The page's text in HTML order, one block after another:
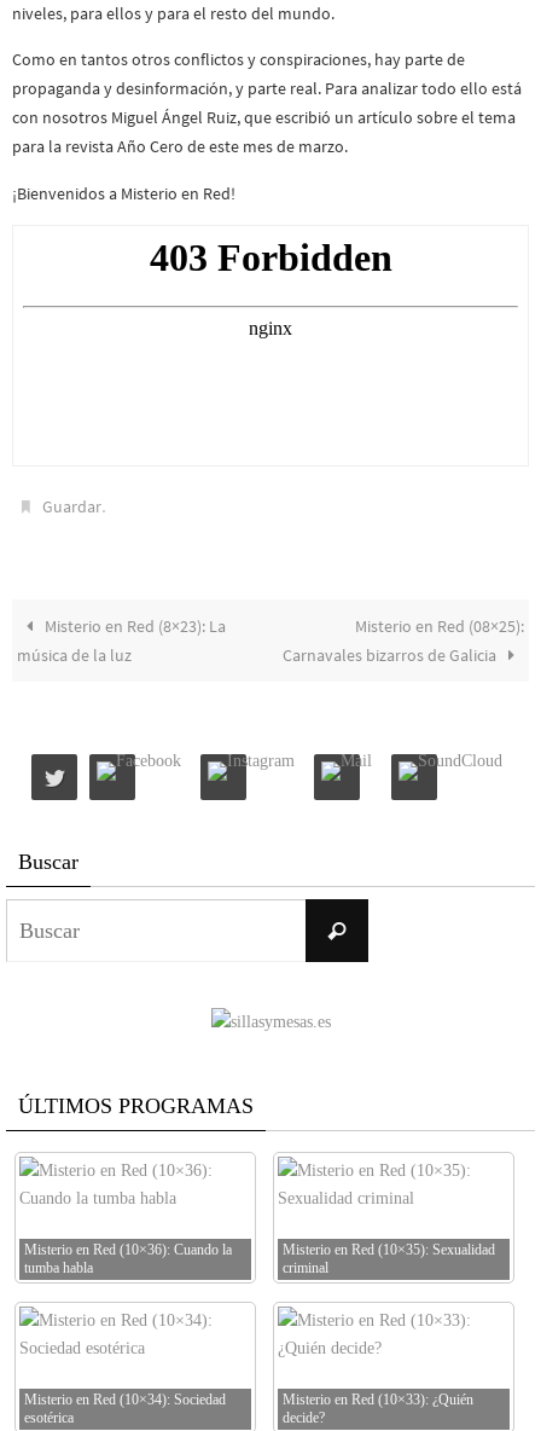
niveles, para ellos y para el resto del mundo.
Como en tantos otros conflictos y conspiraciones, hay parte de
propaganda y desinformación, y parte real. Para analizar todo ello está
con nosotros Miguel Ángel Ruiz, que escribió un artículo sobre el tema
para la revista Año Cero de este mes de marzo.
¡Bienvenidos a Misterio en Red!
Guardar.
Misterio en Red (8×23): La
música de la luz
Misterio en Red (08×25):
Carnavales bizarros de Galicia
Buscar
Buscar
ÚLTIMOS PROGRAMAS
Misterio en Red (10×36): Cuando la
tumba habla
Misterio en Red (10×35): Sexualidad
criminal
Misterio en Red (10×34): Sociedad
esotérica
Misterio en Red (10×33): ¿Quién
decide?